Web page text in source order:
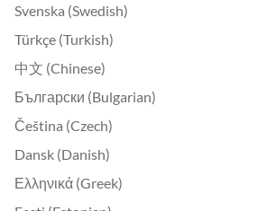
Svenska (Swedish)
Türkçe (Turkish)
中文 (Chinese)
Български (Bulgarian)
Čeština (Czech)
Dansk (Danish)
Ελληνικά (Greek)